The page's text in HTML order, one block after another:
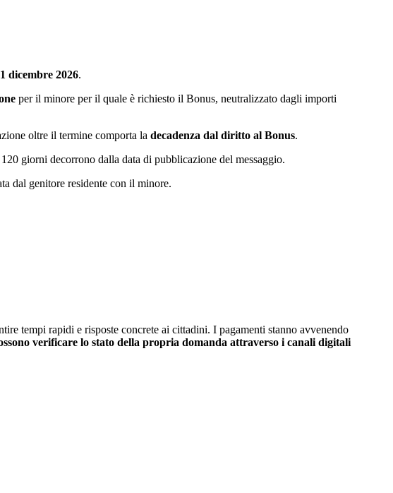
dicembre 2026.
per il minore per il quale è richiesto il Bonus, neutralizzato dagli importi
oltre il termine comporta la decadenza dal diritto al Bonus.
giorni decorrono dalla data di pubblicazione del messaggio.
dal genitore residente con il minore.
tempi rapidi e risposte concrete ai cittadini. I pagamenti stanno avvenendo
verificare lo stato della propria domanda attraverso i canali digitali